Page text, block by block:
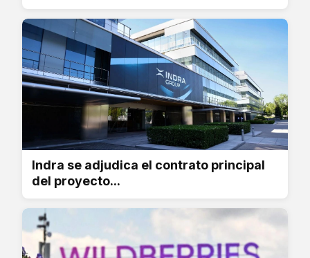
Indra se adjudica el contrato principal
del proyecto...